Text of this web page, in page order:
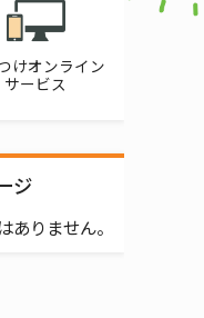
けオンライン
サービス
ジ
ありません。